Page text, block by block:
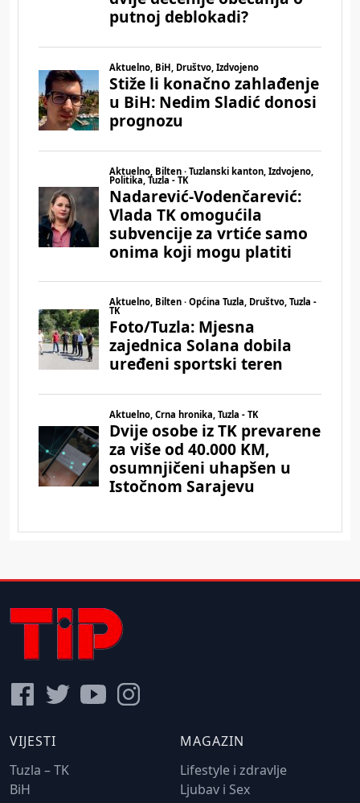
VIJESTI
Tuzla – TK
BiH
MAGAZIN
Lifestyle i zdravlje
Ljubav i Sex